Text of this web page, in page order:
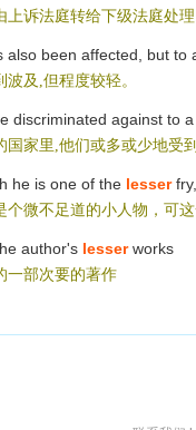
上诉法庭转给下级法庭处理
also been affected, but to
波及,但程度较轻。
discriminated against to
国家里,他们或多或少地受
he is one of the lesser
个微不足道的小人物，可这
author's lesserworks
一部次要的著作